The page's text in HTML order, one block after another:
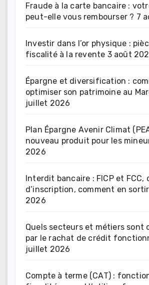
Fraude à la carte bancaire :
peut-elle vous rembourser ? 7
Investir dans l’or physique :
fiscalité à la revente 3 août
Épargne et diversification :
optimiser son patrimoine au
juillet 2026
Plan Épargne Avenir Climat
nouveau produit pour les
2026
Interdit bancaire : FICP et FCC,
d’inscription, comment en
2026
Quels secteurs et métiers sont
par le rachat de crédit
juillet 2026
Compte à terme (CAT) :